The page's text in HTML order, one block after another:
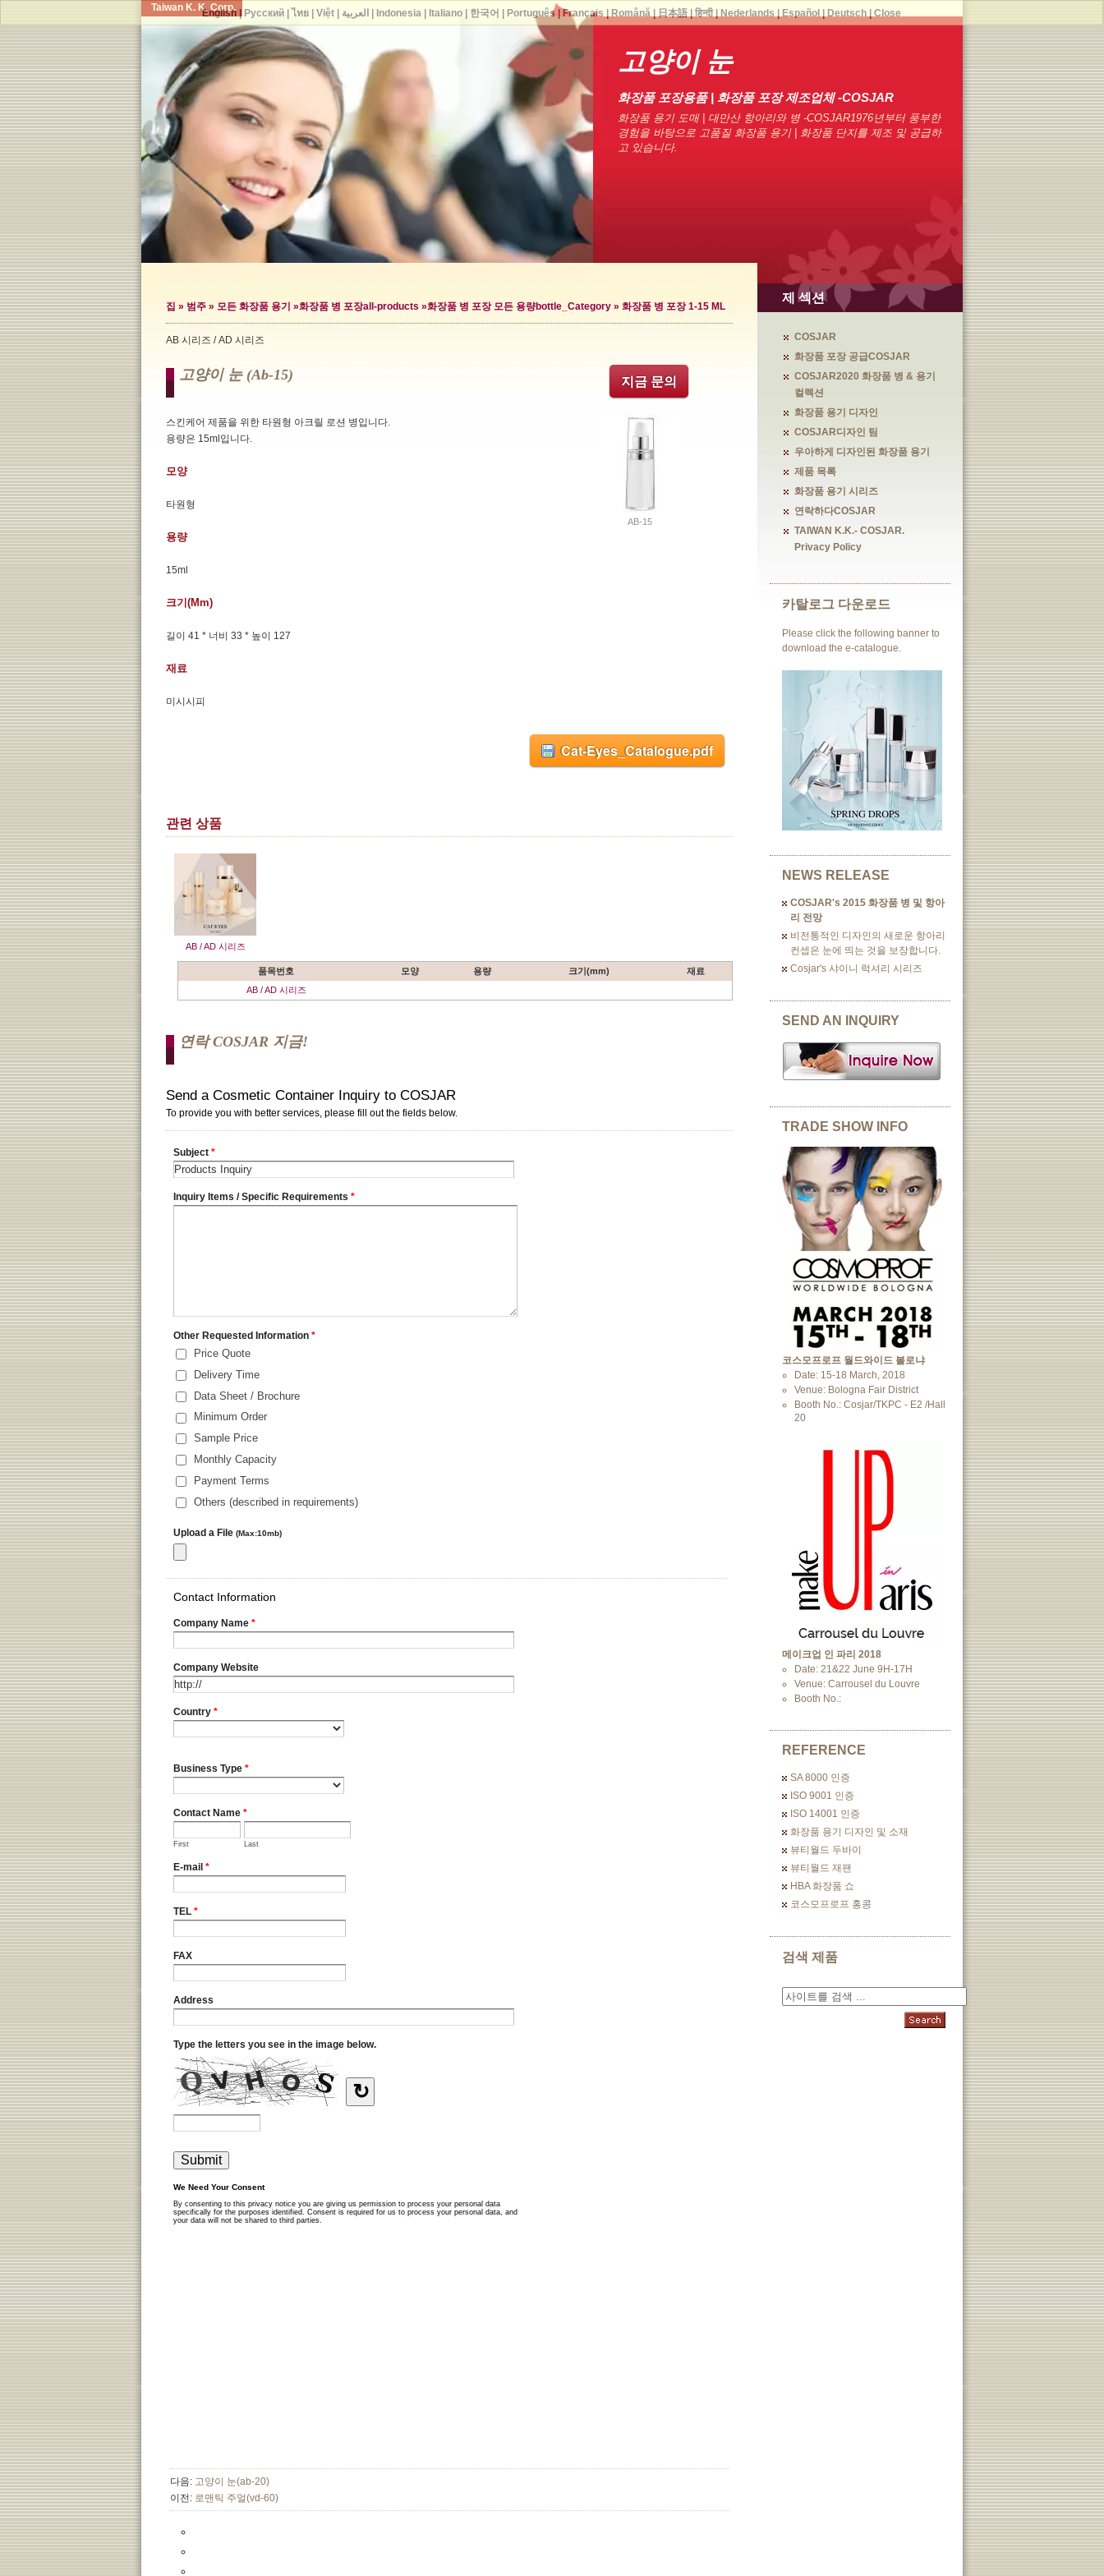
Taiwan K. K. Corp.
고양이 눈
화장품 포장용품 | 화장품 포장 제조업체 -COSJAR
화장품 용기 도매 | 대만산 항아리와 병 -COSJAR1976년부터 풍부한
경험을 바탕으로 고품질 화장품 용기 | 화장품 단지를 제조 및 공급하
고 있습니다.
집 » 범주 » 모든 화장품 용기 »화장품 병 포장all-products »화장품 병 포장 모든 용량bottle_Category » 화장품 병 포장 1-15 ML
AB 시리즈 / AD 시리즈
지금 문의
고양이 눈 (ab-15)
AB-15
스킨케어 제품을 위한 타원형 아크릴 로션 병입니다.
용량은 15ml입니다.
모양
타원형
용량
15ml
크기(mm)
길이 41 * 너비 33 * 높이 127
재료
미시시피
Cat-Eyes_Catalogue.pdf
관련 상품
AB / AD 시리즈
품목번호 모양 용량 크기(mm)
재료
AB / AD 시리즈
연락 COSJAR 지금!
다음: 고양이 눈(ab-20)
이전: 로맨틱 주얼(vd-60)
제 섹션
COSJAR
화장품 포장 공급COSJAR
COSJAR2020 화장품 병 & 용기
컬렉션
화장품 용기 디자인
COSJAR디자인 팀
우아하게 디자인된 화장품 용기
제품 목록
화장품 용기 시리즈
연락하다COSJAR
TAIWAN K.K.- COSJAR.
Privacy Policy
카탈로그 다운로드
Please click the following banner to
download the e-catalogue.
NEWS RELEASE
COSJAR's 2015 화장품 병 및 항아
리 전망
비전통적인 디자인의 새로운 항아리
컨셉은 눈에 띄는 것을 보장합니다.
Cosjar's 샤이니 럭셔리 시리즈
SEND AN INQUIRY
TRADE SHOW INFO
코스모프로프 월드와이드 볼로냐
Date: 15-18 March, 2018
Venue: Bologna Fair District
Booth No.: Cosjar/TKPC - E2 /Hall
20
메이크업 인 파리 2018
Date: 21&22 June 9H-17H
Venue: Carrousel du Louvre
Booth No.:
REFERENCE
SA 8000 인증
ISO 9001 인증
ISO 14001 인증
화장품 용기 디자인 및 소재
뷰티월드 두바이
뷰티월드 재팬
HBA 화장품 쇼
코스모프로프 홍콩
검색 제품
English| Русский| ไทย| Việt| العربية Indonesia| Italiano| 한국어 Português Français Română| 日本語| हिन्दी| Nederlands Español Deutsch| Close